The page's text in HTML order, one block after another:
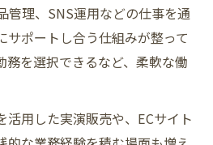
管理、SNS運用などの仕事を通
サポートし合う仕組みが整って
務を選択できるなど、柔軟な働
活用した実演販売や、ECサイト